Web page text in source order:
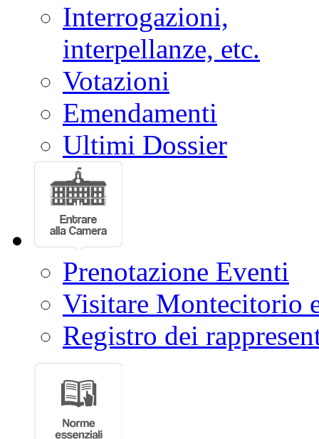
Interrogazioni,
interpellanze, etc.
Votazioni
Emendamenti
Ultimi Dossier
Prenotazione Eventi
Visitare Montecitorio
Registro dei